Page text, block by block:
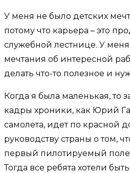
У меня не было детских
потому что карьера – это
служебной лестнице. У
мечтания об интересной
делать что-то полезное и
Когда я была маленькая, то
кадры хроники, как Юрий
самолета, идет по красной
руководству страны о том,
первый пилотируемый
Тогда все ребята хотели